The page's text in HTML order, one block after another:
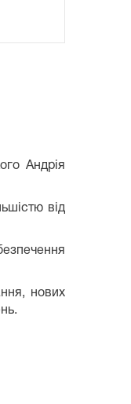
Андрія
від
нових